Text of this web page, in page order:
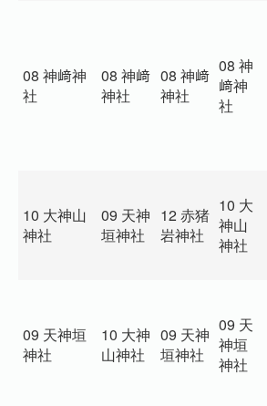
08 神﨑神
社
08 神﨑
神社
08 神﨑
神社
08 神
﨑神
社
10 大神山
神社
09 天神
垣神社
12 赤猪
岩神社
10 大
神山
神社
09 天神垣
神社
10 大神
山神社
09 天神
垣神社
09 天
神垣
神社